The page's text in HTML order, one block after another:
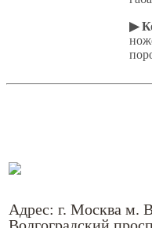
▶
Адрес: г. Москва м.